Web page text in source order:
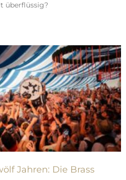
überflüssig?
Jahren: Die Brass